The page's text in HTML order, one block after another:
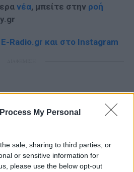
My Personal
sale, sharing to third parties, or
or sensitive information for
please use the below opt-out
νέα, μπείτε στην ροή
Radio.gr και στο Instagram